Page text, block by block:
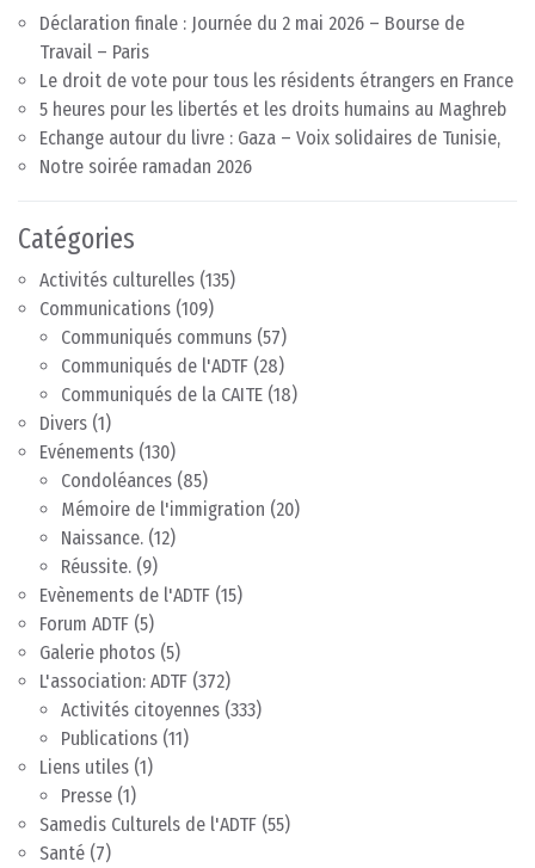
Déclaration finale : Journée du 2 mai 2026 – Bourse de
Travail – Paris
Le droit de vote pour tous les résidents étrangers en France
5 heures pour les libertés et les droits humains au Maghreb
Echange autour du livre : Gaza – Voix solidaires de Tunisie,
Notre soirée ramadan 2026
Catégories
Activités culturelles (135)
Communications (109)
Communiqués communs (57)
Communiqués de l'ADTF (28)
Communiqués de la CAITE (18)
Divers (1)
Evénements (130)
Condoléances (85)
Mémoire de l'immigration (20)
Naissance. (12)
Réussite. (9)
Evènements de l'ADTF (15)
Forum ADTF (5)
Galerie photos (5)
L'association: ADTF (372)
Activités citoyennes (333)
Publications (11)
Liens utiles (1)
Presse (1)
Samedis Culturels de l'ADTF (55)
Santé (7)